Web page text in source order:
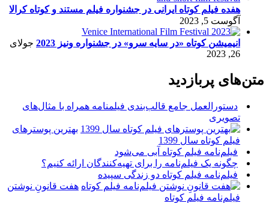
هفده فیلم کوتاه ایرانی در جشنواره فیلم مستند و کوتاه کرالا
آگوست 5, 2023
انیمیشن کوتاه «در سایه سرو» در جشنواره ونیز 2023
جولای
26, 2023
متن‌های پربازدید
دستورالعمل جامع قالب‌بندی فیلمنامه همراه با مثال‌های
تصویری
بهترین پوسترهای
فیلم کوتاه سال 1399
فیلم‌نامه فیلم کوتاه آبی می‌شود
چگونه یک فیلم‌نامه را برای تهیه‌کنندگان ارائه کنیم؟
فیلم‌نامه فیلم کوتاه دو زندگی سپیده
هفت قانونِ نوشتن
فیلم‌نامه فیلم کوتاه